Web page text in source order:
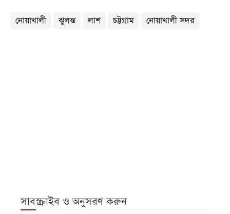
নোয়াখালী ঝুলন্ত লাশ চট্টগ্রাম নোয়াখালী সদর
সাবস্ক্রাইব ও অনুসরণ করুন